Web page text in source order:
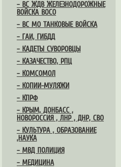
– ВС ЖДВ ЖЕЛЕЗНОДОРОЖНЫЕ
ВОЙСКА ВОСО
– ВС МО ТАНКОВЫЕ ВОЙСКА
– ГАИ, ГИБДД
– КАДЕТЫ СУВОРОВЦЫ
– КАЗАЧЕСТВО, РПЦ
– КОМСОМОЛ
– КОПИИ-МУЛЯЖИ
– КПРФ
– КРЫМ, ДОНБАСС ,
НОВОРОССИЯ , ЛНР , ДНР, СВО
– КУЛЬТУРА , ОБРАЗОВАНИЕ
,НАУКА
– МВД ПОЛИЦИЯ
– МЕДИЦИНА